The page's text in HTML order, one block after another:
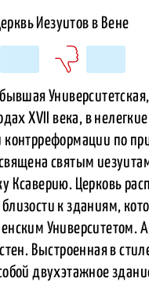
XVII века, в
по
святым
Ксаверию. Церковь
к зданиям,
Университетом.
Выстроенная в
двухэтажное